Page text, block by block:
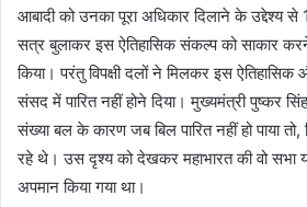
आबादी को उनका पूरा अधिकार दिलाने के उद्देश्य
सत्र बुलाकर इस ऐतिहासिक संकल्प को साकार करने
किया। परंतु विपक्षी दलों ने मिलकर इस ऐतिहासिक
संसद में पारित नहीं होने दिया। मुख्यमंत्री पुष्कर
संख्या बल के कारण जब बिल पारित नहीं हो पाया तो,
रहे थे। उस दृश्य को देखकर महाभारत की वो सभा
अपमान किया गया था।